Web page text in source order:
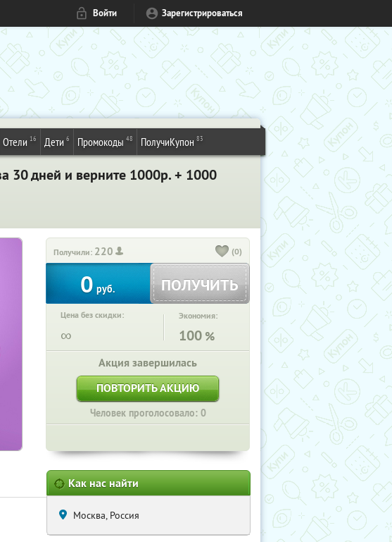
Войти Зарегистрироваться
Отели 16 Дети 6 Промокоды 48 ПолучиКупон 83
30 дней и верните 1000р. + 1000
Получили: 220 (0)
0 руб. ПОЛУЧИТЬ
Цена без скидки:
∞
Экономия:
100 %
Акция завершилась
ПОВТОРИТЬ АКЦИЮ
Человек проголосовало: 0
Как нас найти
Москва, Россия